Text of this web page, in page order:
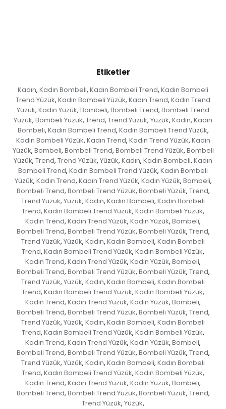
Etiketler
Kadın, Kadın Bombeli, Kadın Bombeli Trend, Kadın Bombeli
Trend Yüzük, Kadın Bombeli Yüzük, Kadın Trend, Kadın Trend
Yüzük, Kadın Yüzük, Bombeli, Bombeli Trend, Bombeli Trend
Yüzük, Bombeli Yüzük, Trend, Trend Yüzük, Yüzük, Kadın, Kadın
Bombeli, Kadın Bombeli Trend, Kadın Bombeli Trend Yüzük,
Kadın Bombeli Yüzük, Kadın Trend, Kadın Trend Yüzük, Kadın
Yüzük, Bombeli, Bombeli Trend, Bombeli Trend Yüzük, Bombeli
Yüzük, Trend, Trend Yüzük, Yüzük, Kadın, Kadın Bombeli, Kadın
Bombeli Trend, Kadın Bombeli Trend Yüzük, Kadın Bombeli
Yüzük, Kadın Trend, Kadın Trend Yüzük, Kadın Yüzük, Bombeli,
Bombeli Trend, Bombeli Trend Yüzük, Bombeli Yüzük, Trend,
Trend Yüzük, Yüzük, Kadın, Kadın Bombeli, Kadın Bombeli
Trend, Kadın Bombeli Trend Yüzük, Kadın Bombeli Yüzük,
Kadın Trend, Kadın Trend Yüzük, Kadın Yüzük, Bombeli,
Bombeli Trend, Bombeli Trend Yüzük, Bombeli Yüzük, Trend,
Trend Yüzük, Yüzük, Kadın, Kadın Bombeli, Kadın Bombeli
Trend, Kadın Bombeli Trend Yüzük, Kadın Bombeli Yüzük,
Kadın Trend, Kadın Trend Yüzük, Kadın Yüzük, Bombeli,
Bombeli Trend, Bombeli Trend Yüzük, Bombeli Yüzük, Trend,
Trend Yüzük, Yüzük, Kadın, Kadın Bombeli, Kadın Bombeli
Trend, Kadın Bombeli Trend Yüzük, Kadın Bombeli Yüzük,
Kadın Trend, Kadın Trend Yüzük, Kadın Yüzük, Bombeli,
Bombeli Trend, Bombeli Trend Yüzük, Bombeli Yüzük, Trend,
Trend Yüzük, Yüzük, Kadın, Kadın Bombeli, Kadın Bombeli
Trend, Kadın Bombeli Trend Yüzük, Kadın Bombeli Yüzük,
Kadın Trend, Kadın Trend Yüzük, Kadın Yüzük, Bombeli,
Bombeli Trend, Bombeli Trend Yüzük, Bombeli Yüzük, Trend,
Trend Yüzük, Yüzük, Kadın, Kadın Bombeli, Kadın Bombeli
Trend, Kadın Bombeli Trend Yüzük, Kadın Bombeli Yüzük,
Kadın Trend, Kadın Trend Yüzük, Kadın Yüzük, Bombeli,
Bombeli Trend, Bombeli Trend Yüzük, Bombeli Yüzük, Trend,
Trend Yüzük, Yüzük,